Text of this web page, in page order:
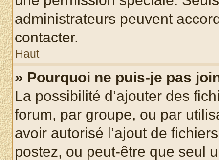
administrateurs peuvent
contacter.
Haut
» Pourquoi ne puis-je pas
La possibilité d’ajouter des
forum, par groupe, ou par
avoir autorisé l’ajout de
postez, ou peut-être que seul